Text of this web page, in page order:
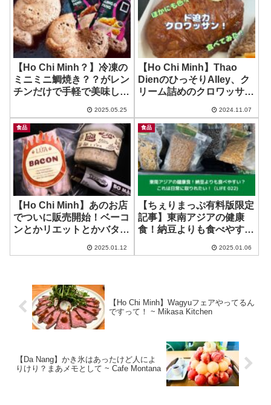
【Ho Chi Minh？】冷凍の
ミニミニ鯛焼き？？がレン
チンだけで手軽で美味し
リーズ
2025.05.25
【Ho Chi Minh】Thao
DienのひっそりAlley、ク
リーム詰めのクロワッサン
タリアンベーカリー！ ~
Peppe`s Forno
2024.11.07
食品
【Ho Chi Minh】あのお店
でついに販売開始！ベーコ
ンとかリエットとかバター
Saigon（DELI）
2025.01.12
食品
【ちぇりまっぷ有料版限定
記事】東南アジアの健康
食！納豆よりも食べやす
い！
2025.01.06
【Ho Chi Minh】Wagyuフェアやってるん
ですって！ ~ Mikasa Kitchen
【Da Nang】かき氷はあったけど人によ
りけり？まあメモとして ~ Cafe Montana